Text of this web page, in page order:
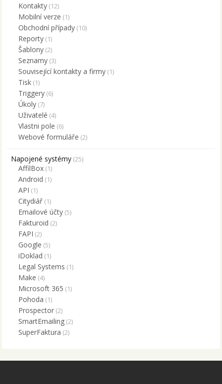
Kontakty (12)
Mobilní verze (1)
Obchodní případy (10)
Reporty (1)
Šablony (2)
Seznamy (3)
Související kontakty a firmy (1)
Tisk (1)
Triggery (6)
Úkoly (7)
Uživatelé (4)
Vlastni pole (6)
Webové formuláře (2)
Napojené systémy (25)
AffilBox (1)
Android (1)
API (1)
Citydiář (1)
Emailové účty (5)
Fakturoid (2)
FAPI (2)
Google (5)
iDoklad (1)
Legal Systems (1)
Make (4)
Microsoft 365 (1)
Pohoda (1)
Prospector (2)
SmartEmailing (2)
SuperFaktura (2)